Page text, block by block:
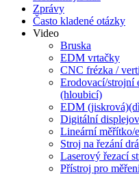
Zprávy
Často kladené otázky
Video
Bruska
EDM vrtačky
CNC frézka /
Erodovací/strojní
(hloubicí)
EDM
Digitální
Lineární měřítko/
Stroj na řezání
Laserový řezací
Přístroj pro